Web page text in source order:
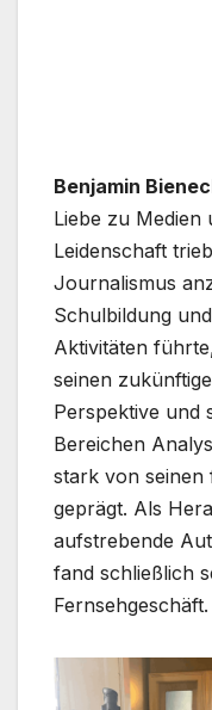
Benjamin
Liebe zu Medien
Leidenschaft
Journalismus
Schulbildung
Aktivitäten
seinen
Perspektive und
Bereichen
stark von
geprägt. Als
aufstrebende
fand schließlich
Fernsehgeschäft.